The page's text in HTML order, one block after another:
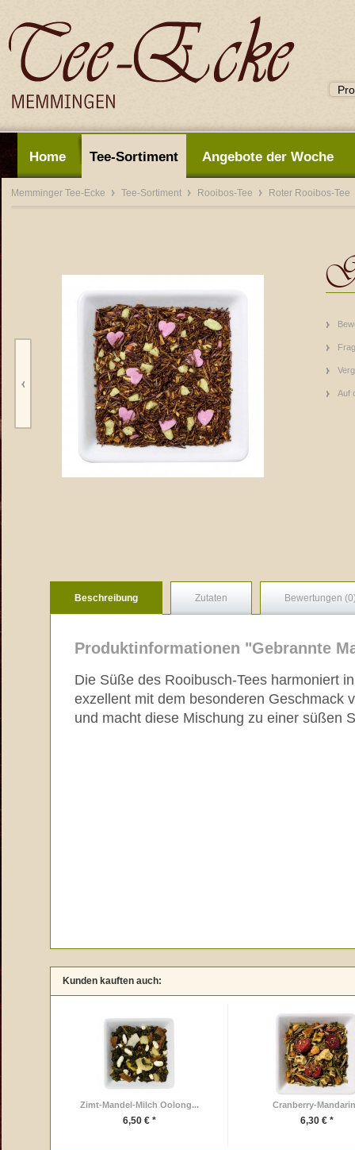
Home Tee-Sortiment Angebote der Woche
Memminger Tee-Ecke Tee-Sortiment Rooibos-Tee Roter Rooibos-Tee
Auf
Beschreibung Zutaten Bewertungen
Produktinformationen "Gebrannte
Die Süße des Rooibusch-Tees harmoniert
exzellent mit dem besonderen Geschmack
und macht diese Mischung zu einer süßen
Kunden kauften auch:
Zimt-Mandel-Milch Oolong...
6,50 € *
Cranberry-
6,30 € *